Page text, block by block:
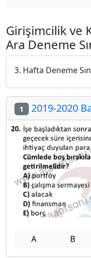
Girişimcilik ve
Ara Deneme
3. Hafta Deneme
1 2019-2020
A B